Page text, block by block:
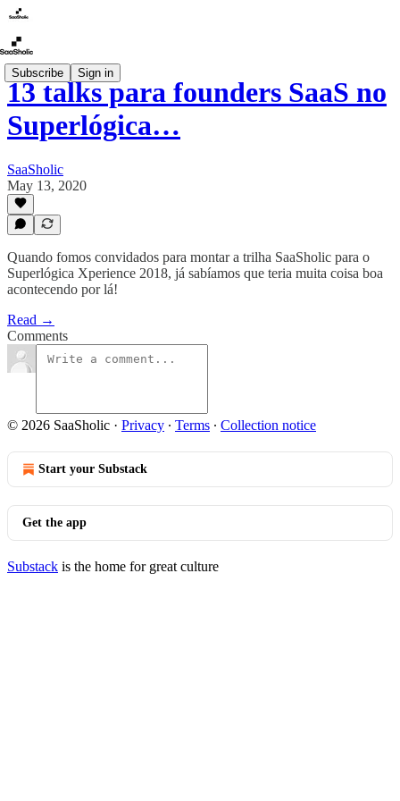
Subscribe Sign in
13 talks para founders SaaS no
Superlógica…
SaaSholic
May 13, 2020
Quando fomos convidados para montar a trilha SaaSholic para o
Superlógica Xperience 2018, já sabíamos que teria muita coisa boa
acontecendo por lá!
Read →
Comments
© 2026 SaaSholic · Privacy ∙ Terms ∙ Collection notice
Start your Substack
Get the app
Substack is the home for great culture